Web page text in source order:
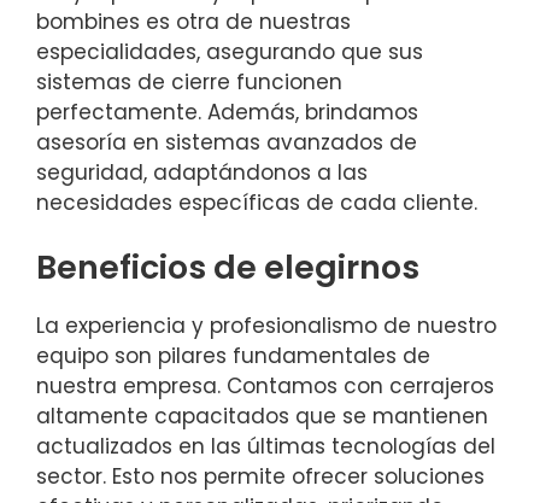
bombines es otra de nuestras
especialidades, asegurando que sus
sistemas de cierre funcionen
perfectamente. Además, brindamos
asesoría en sistemas avanzados de
seguridad, adaptándonos a las
necesidades específicas de cada cliente.
Beneficios de elegirnos
La experiencia y profesionalismo de nuestro
equipo son pilares fundamentales de
nuestra empresa. Contamos con cerrajeros
altamente capacitados que se mantienen
actualizados en las últimas tecnologías del
sector. Esto nos permite ofrecer soluciones